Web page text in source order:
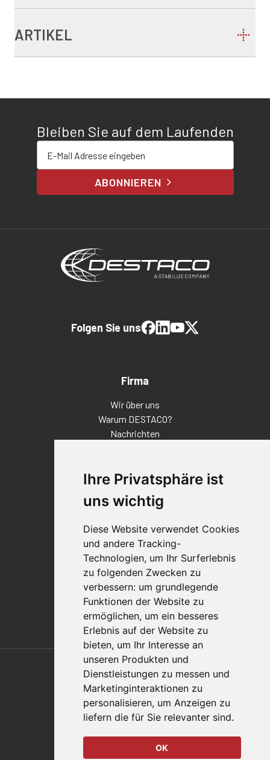
Ihre Privatsphäre ist
uns wichtig
Diese Website verwendet Cookies
und andere Tracking-
Technologien, um Ihr Surferlebnis
zu folgenden Zwecken zu
verbessern: um grundlegende
Funktionen der Website zu
ermöglichen, um ein besseres
Erlebnis auf der Website zu
bieten, um Ihr Interesse an
unseren Produkten und
Dienstleistungen zu messen und
Marketinginteraktionen zu
personalisieren, um Anzeigen zu
liefern die für Sie relevanter sind.
OK
ARTIKEL
Bleiben Sie auf dem Laufenden
ABONNIEREN
Firma
Wir über uns
Warum DESTACO?
Nachrichten
Standorte
Qualitätsaussage
Kontakt
Vertriebspartnerfinder
Häufig gestellte Fragen
Datenschutz-Bestimmungen
Nutzungsbedingungen
Richtlinien/AGBs
Folgen Sie uns
Also of Interest
Automation Solutions
Applications